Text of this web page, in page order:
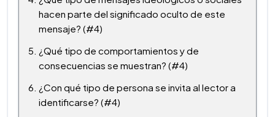
hacen parte del significado oculto de este
mensaje? (#4)
¿Qué tipo de comportamientos y de
consecuencias se muestran? (#4)
¿Con qué tipo de persona se invita al lector a
identificarse? (#4)